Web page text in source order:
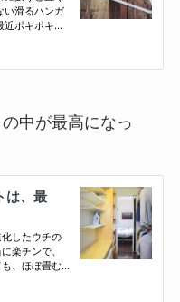
中が最高になっ